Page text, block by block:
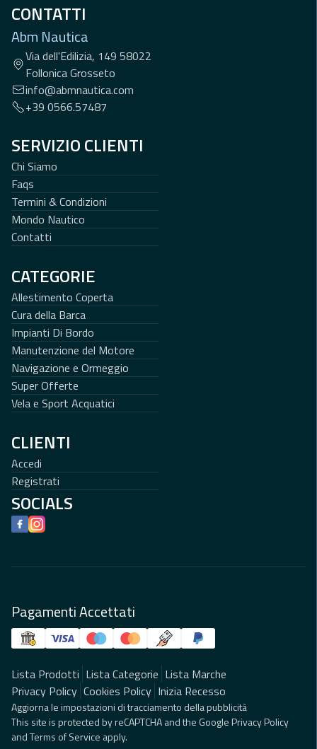
CONTATTI
Abm Nautica
Via dell'Edilizia, 149 58022
Follonica Grosseto
info@abmnautica.com
+39 0566.57487
SERVIZIO CLIENTI
Chi Siamo
Faqs
Termini & Condizioni
Mondo Nautico
Contatti
CATEGORIE
Allestimento Coperta
Cura della Barca
Impianti Di Bordo
Manutenzione del Motore
Navigazione e Ormeggio
Super Offerte
Vela e Sport Acquatici
CLIENTI
Accedi
Registrati
SOCIALS
Facebook
Instagram
Pagamenti Accettati
Lista Prodotti Lista Categorie Lista Marche
Privacy Policy Cookies Policy Inizia Recesso
Aggiorna le impostazioni di tracciamento della pubblicità
This site is protected by reCAPTCHA and the GooglePrivacy Policy
andTerms of Service apply.